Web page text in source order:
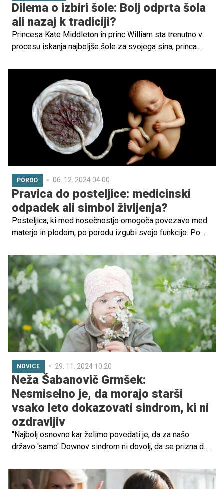
Dilema o izbiri šole: Bolj odprta šola
ali nazaj k tradiciji?
Princesa Kate Middleton in princ William sta trenutno v
procesu iskanja najboljše šole za svojega sina, princa
srednješolsko izobraževanje.
POROD 06. 12. 2024 04.00
Pravica do posteljice: medicinski
odpadek ali simbol življenja?
Posteljica, ki med nosečnostjo omogoča povezavo med
materjo in plodom, po porodu izgubi svojo funkcijo. Po
odpadek, zato je porodnišnice ne smejo izročiti
porodnicam, kar odpira razprave, ali bi morale imeti
porodnice pravico odločati o njeni uporabi.
NOVICE 29. 11. 2024 10.20
Neža Šabanovič Grmšek:
Nesmiselno je, da morajo starši
vsako leto dokazovati sindrom, ki ni
ozdravljiv
''Najbolj osnovno kar želimo povedati je, da za našo
državo 'samo' Downov sindrom ni dovolj, da se prizna da
nesmiselno je, da morajo starši vsako leto dokazovati
sindrom, ki ni ozdravljiv, ki se ga ne da operirat ali